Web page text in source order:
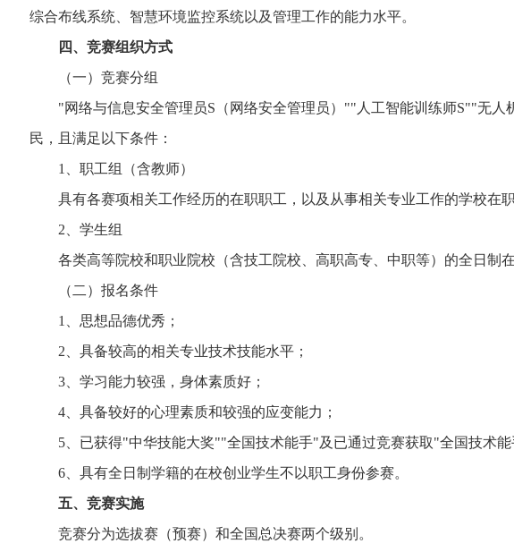
综合布线系统、智慧环境监控系统以及管理工作的能力水平。
四、竞赛组织方式
（一）竞赛分组
"网络与信息安全管理员S（网络安全管理员）""人工智能训练师S""无人
民，且满足以下条件：
1、职工组（含教师）
具有各赛项相关工作经历的在职职工，以及从事相关专业工作的学校在职
2、学生组
各类高等院校和职业院校（含技工院校、高职高专、中职等）的全日制在
（二）报名条件
1、思想品德优秀；
2、具备较高的相关专业技术技能水平；
3、学习能力较强，身体素质好；
4、具备较好的心理素质和较强的应变能力；
5、已获得"中华技能大奖""全国技术能手"及已通过竞赛获取"全国技术能
6、具有全日制学籍的在校创业学生不以职工身份参赛。
五、竞赛实施
竞赛分为选拔赛（预赛）和全国总决赛两个级别。